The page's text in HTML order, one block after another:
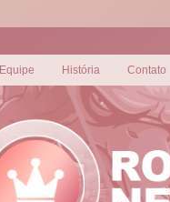
Equipe História Contato